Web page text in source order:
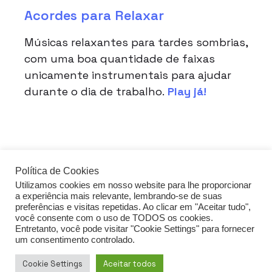
Acordes para Relaxar
Músicas relaxantes para tardes sombrias,
com uma boa quantidade de faixas
unicamente instrumentais para ajudar
durante o dia de trabalho. Play já!
acessar o guia de FDS
Política de privacidade
Política de Cookies
Utilizamos cookies em nosso website para lhe proporcionar
a experiência mais relevante, lembrando-se de suas
preferências e visitas repetidas. Ao clicar em "Aceitar tudo",
você consente com o uso de TODOS os cookies.
Entretanto, você pode visitar "Cookie Settings" para fornecer
um consentimento controlado.
Cookie Settings Aceitar todos